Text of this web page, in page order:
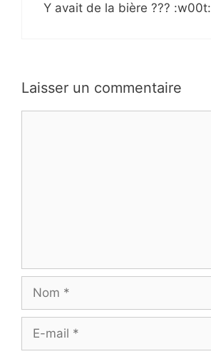
Y avait de la bière ??? :w00t:
Laisser un commentaire
mail